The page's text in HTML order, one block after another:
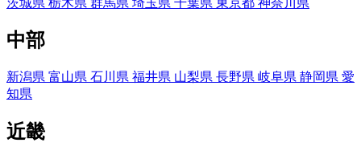
中部
新潟県 富山県 石川県 福井県 山梨県 長野県 岐阜県 静岡県 愛
知県
近畿